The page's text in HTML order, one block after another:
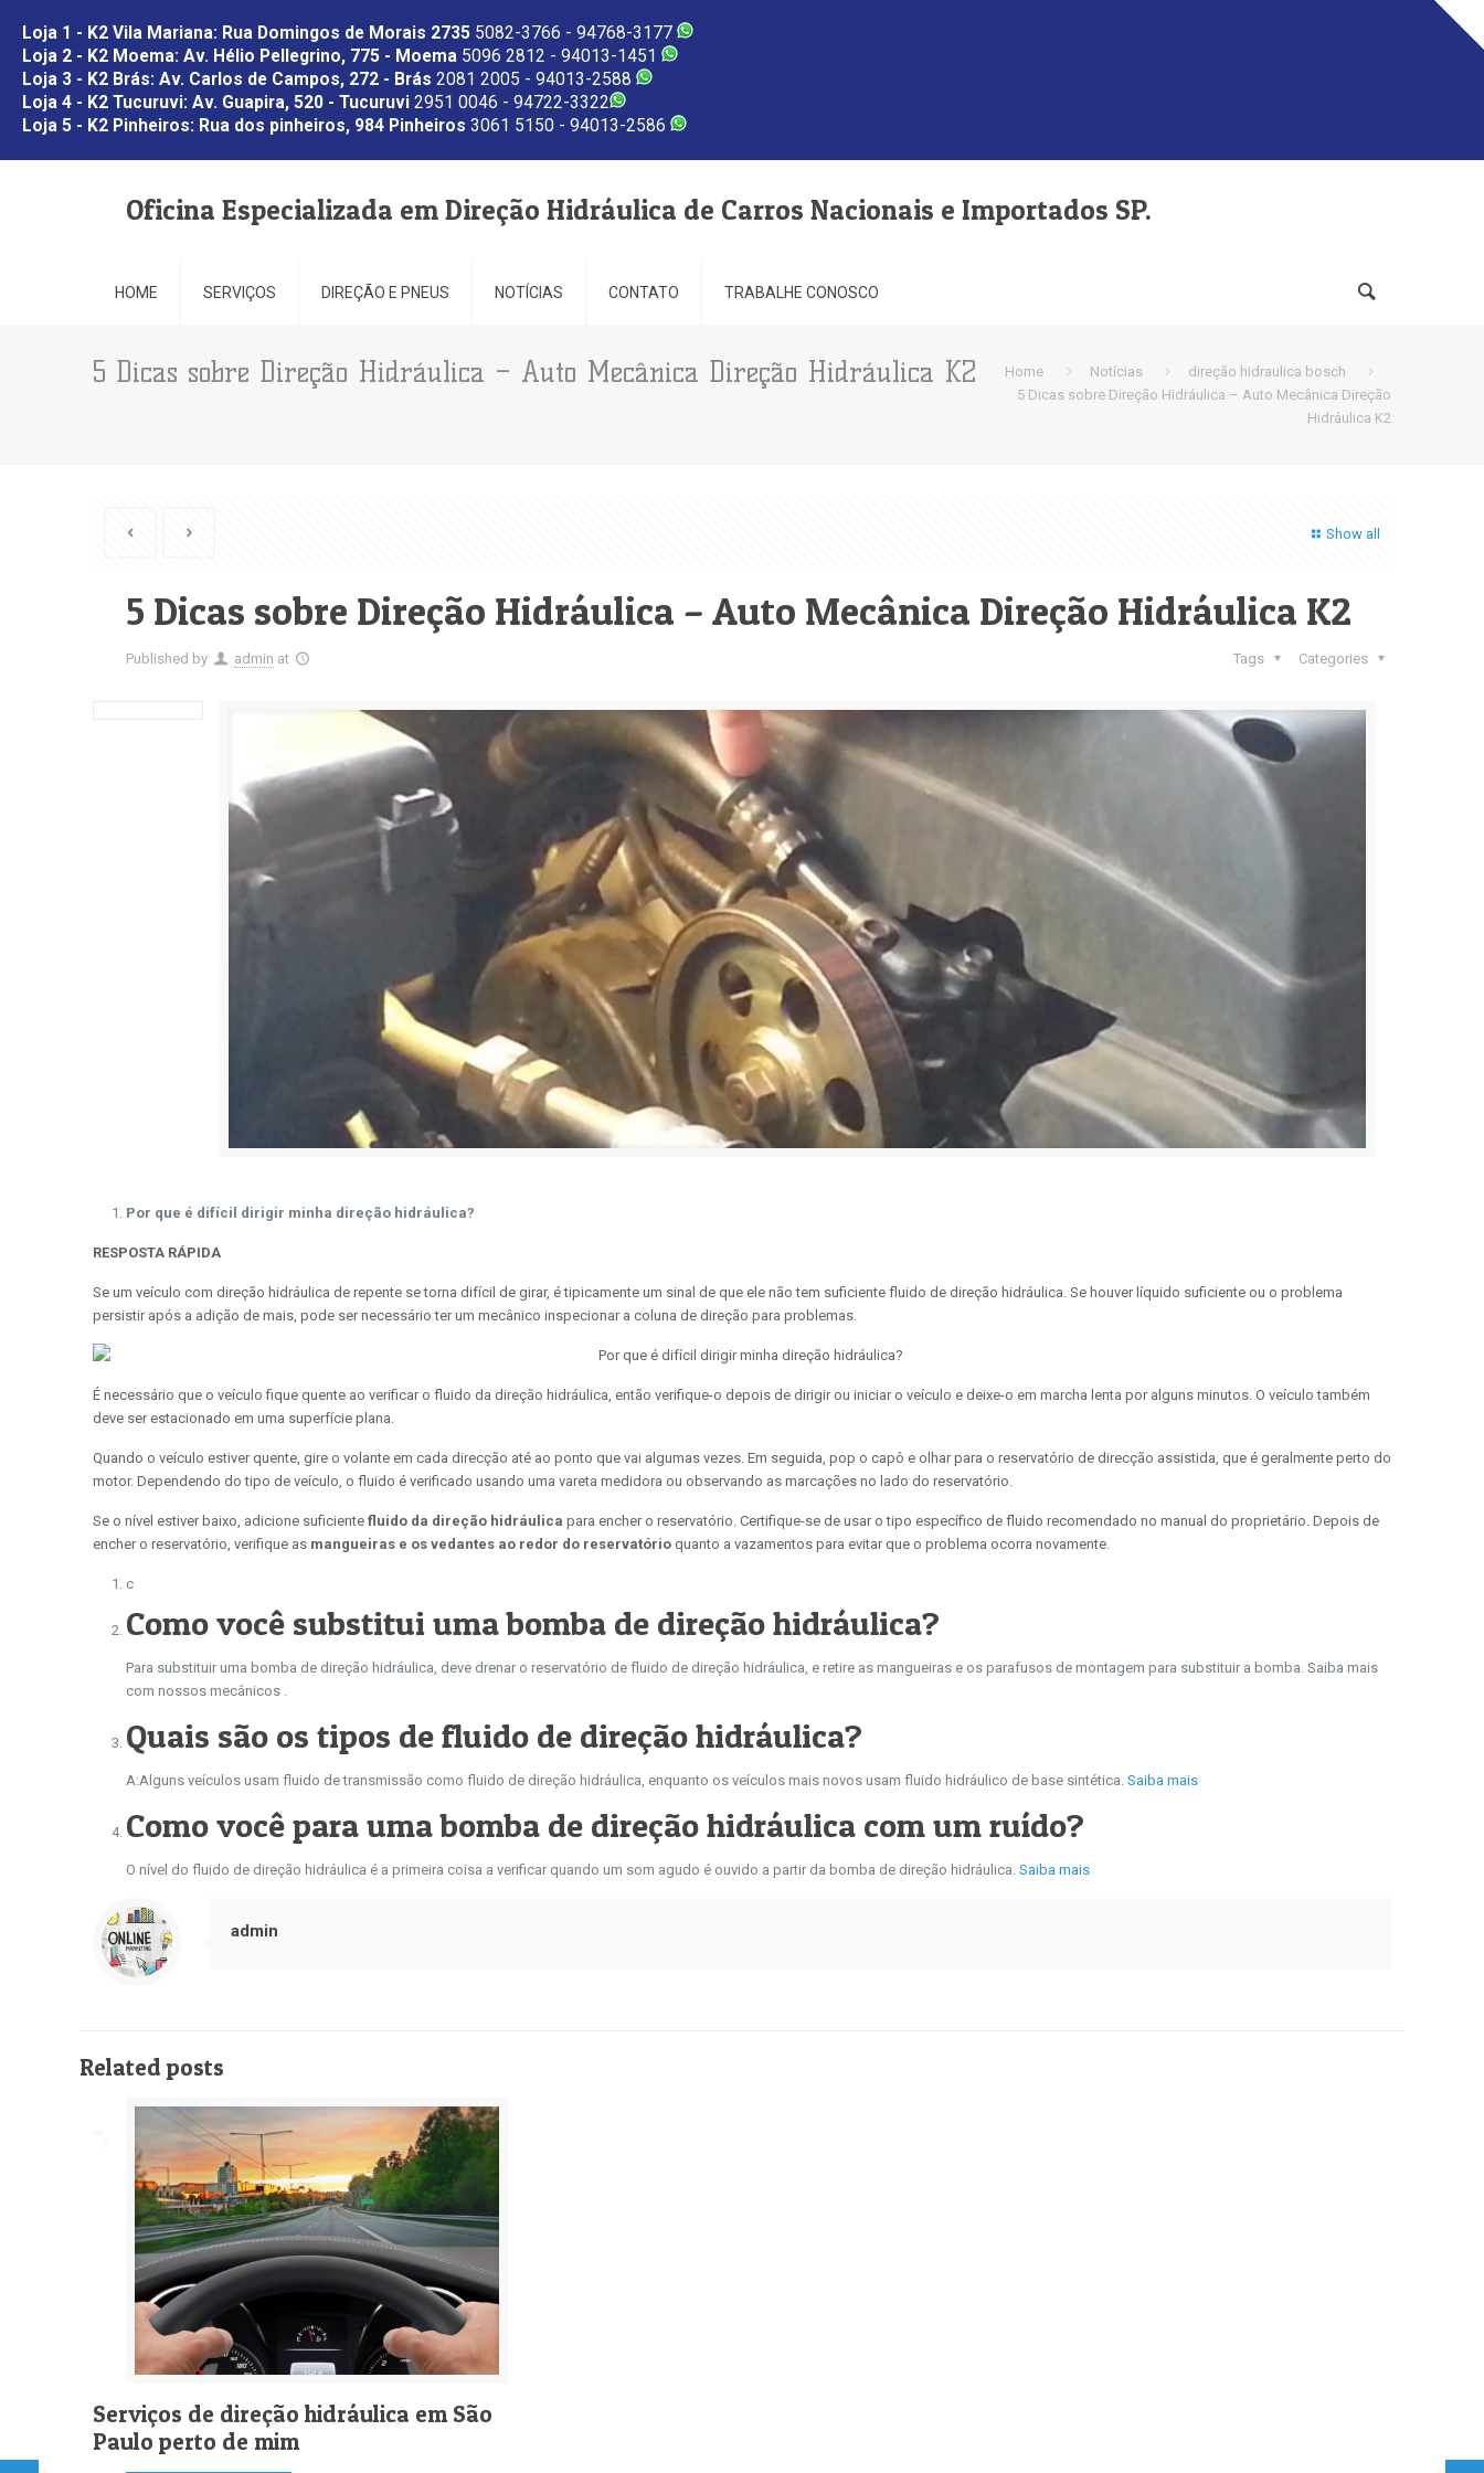
Loja 1 - K2 Vila Mariana: Rua Domingos de Morais 2735 5082-3766 - 94768-3177
Loja 2 - K2 Moema: Av. Hélio Pellegrino, 775 - Moema 5096 2812 - 94013-1451
Loja 3 - K2 Brás: Av. Carlos de Campos, 272 - Brás 2081 2005 - 94013-2588
Loja 4 - K2 Tucuruvi: Av. Guapira, 520 - Tucuruvi 2951 0046 - 94722-3322
Loja 5 - K2 Pinheiros: Rua dos pinheiros, 984 Pinheiros 3061 5150 - 94013-2586
Oficina Especializada em Direção Hidráulica de Carros Nacionais e Importados SP.
HOME SERVIÇOS DIREÇÃO E PNEUS NOTÍCIAS CONTATO TRABALHE CONOSCO
5 Dicas sobre Direção Hidráulica – Auto Mecânica Direção Hidráulica K2 Home Notícias
direção hidraulica bosch
5 Dicas sobre Direção Hidráulica – Auto Mecânica Direção
Hidráulica K2
Show all
5 Dicas sobre Direção Hidráulica – Auto Mecânica Direção Hidráulica K2
Published by admin at Categories
Tags
Por que é difícil dirigir minha direção hidráulica?
RESPOSTA RÁPIDA
Se um veículo com direção hidráulica de repente se torna difícil de girar, é tipicamente um sinal de que ele não tem suficiente fluido de direção hidráulica. Se houver líquido suficiente ou o problema
persistir após a adição de mais, pode ser necessário ter um mecânico inspecionar a coluna de direção para problemas.
É necessário que o veículo fique quente ao verificar o fluido da direção hidráulica, então verifique-o depois de dirigir ou iniciar o veículo e deixe-o em marcha lenta por alguns minutos. O veículo também
deve ser estacionado em uma superfície plana.
Quando o veículo estiver quente, gire o volante em cada direcção até ao ponto que vai algumas vezes. Em seguida, pop o capô e olhar para o reservatório de direcção assistida, que é geralmente perto do
motor. Dependendo do tipo de veículo, o fluido é verificado usando uma vareta medidora ou observando as marcações no lado do reservatório.
Se o nível estiver baixo, adicione suficiente fluido da direção hidráulica para encher o reservatório. Certifique-se de usar o tipo específico de fluido recomendado no manual do proprietário. Depois de
encher o reservatório, verifique as mangueiras e os vedantes ao redor do reservatório quanto a vazamentos para evitar que o problema ocorra novamente.
c
Como você substitui uma bomba de direção hidráulica?
Para substituir uma bomba de direção hidráulica, deve drenar o reservatório de fluido de direção hidráulica, e retire as mangueiras e os parafusos de montagem para substituir a bomba. Saiba mais
com nossos mecânicos .
Quais são os tipos de fluido de direção hidráulica?
A:Alguns veículos usam fluido de transmissão como fluido de direção hidráulica, enquanto os veículos mais novos usam fluido hidráulico de base sintética. Saiba mais
Como você para uma bomba de direção hidráulica com um ruído?
O nível do fluido de direção hidráulica é a primeira coisa a verificar quando um som agudo é ouvido a partir da bomba de direção hidráulica. Saiba mais
admin
Related posts
Serviços de direção hidráulica em São
Paulo perto de mim